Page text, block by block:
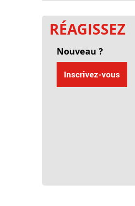
RÉAGISSEZ
Nouveau ?
Inscrivez-vous